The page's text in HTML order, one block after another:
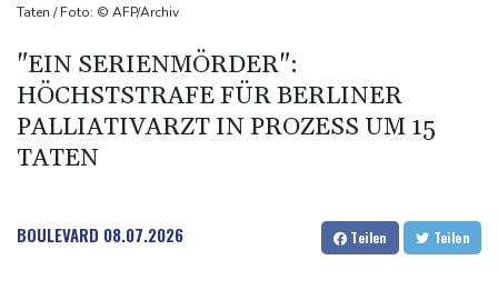
Coup für Köln: Hendrich kehrt in die Bundesliga zurück
Düsseldorf ertappt
"Infanti-No Go": Pressestimmen zum Verbleib des FIFA-Chefs
Taten / Foto: © AFP/Archiv
"EIN SERIENMÖRDER":
HÖCHSTSTRAFE FÜR BERLINER
PALLIATIVARZT IN PROZESS UM 15
TATEN
BOULEVARD 08.07.2026 Teilen Teilen